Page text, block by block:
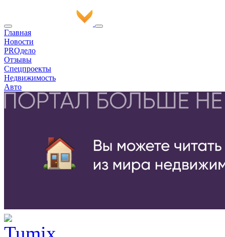
Главная
Новости
PROдело
Отзывы
Спецпроекты
Недвижимость
Авто